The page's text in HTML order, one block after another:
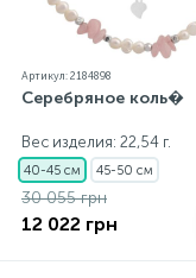
Артикул: 2184898
Серебряное коль�
Вес изделия: 22,54 г.
40-45 см 45-50 см
30 055 грн
12 022 грн